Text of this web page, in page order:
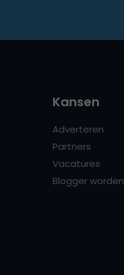
Kansen
Adverteren
Partners
Vacatures
Blogger worden